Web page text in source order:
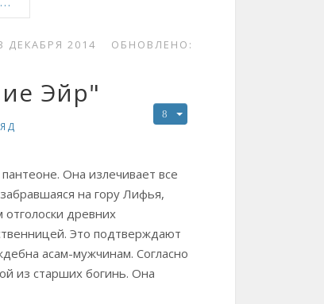
2014
ОБНОВЛЕНО:
Эйр"
Она излечивает все
на гору Лифья,
древних
Это подтверждают
асам-мужчинам. Согласно
из старших богинь. Она